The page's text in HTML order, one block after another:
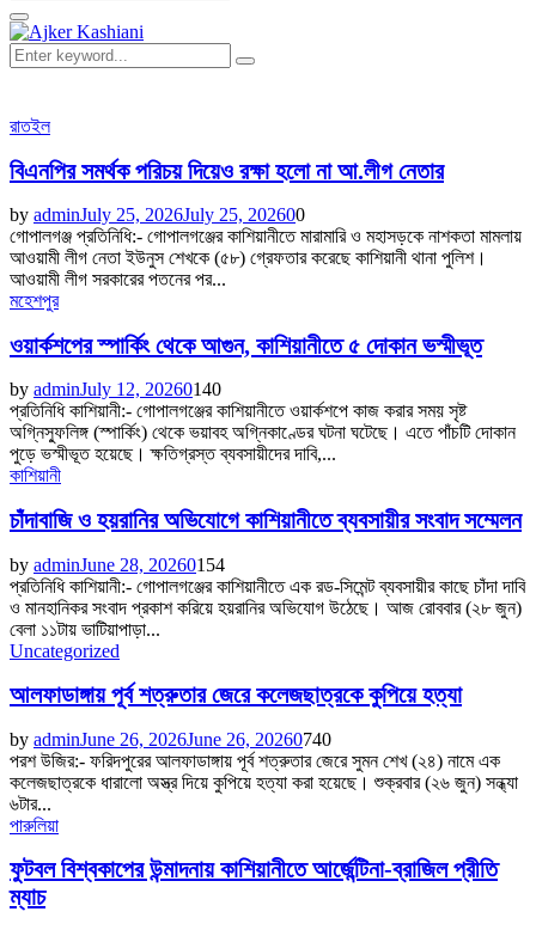
for:
Primary
Menu
Search
for:
Search
রাতইল
বিএনপির সমর্থক পরিচয় দিয়েও রক্ষা হলো না আ.লীগ নেতার
by adminJuly 25, 2026July 25, 202600
গোপালগঞ্জ প্রতিনিধি:- গোপালগঞ্জের কাশিয়ানীতে মারামারি ও মহাসড়কে নাশকতা মামলায়
আওয়ামী লীগ নেতা ইউনুস শেখকে (৫৮) গ্রেফতার করেছে কাশিয়ানী থানা পুলিশ।
আওয়ামী লীগ সরকারের পতনের পর...
মহেশপুর
ওয়ার্কশপের স্পার্কিং থেকে আগুন, কাশিয়ানীতে ৫ দোকান ভস্মীভূত
by adminJuly 12, 20260140
প্রতিনিধি কাশিয়ানী:- গোপালগঞ্জের কাশিয়ানীতে ওয়ার্কশপে কাজ করার সময় সৃষ্ট
অগ্নিস্ফুলিঙ্গ (স্পার্কিং) থেকে ভয়াবহ অগ্নিকাণ্ডের ঘটনা ঘটেছে। এতে পাঁচটি দোকান
পুড়ে ভস্মীভূত হয়েছে। ক্ষতিগ্রস্ত ব্যবসায়ীদের দাবি,...
কাশিয়ানী
চাঁদাবাজি ও হয়রানির অভিযোগে কাশিয়ানীতে ব্যবসায়ীর সংবাদ সম্মেলন
by adminJune 28, 20260154
প্রতিনিধি কাশিয়ানী:- গোপালগঞ্জের কাশিয়ানীতে এক রড-সিমেন্ট ব্যবসায়ীর কাছে চাঁদা দাবি
ও মানহানিকর সংবাদ প্রকাশ করিয়ে হয়রানির অভিযোগ উঠেছে। আজ রোববার (২৮ জুন)
বেলা ১১টায় ভাটিয়াপাড়া...
Uncategorized
আলফাডাঙ্গায় পূর্ব শত্রুতার জেরে কলেজছাত্রকে কুপিয়ে হত্যা
by adminJune 26, 2026June 26, 20260740
পরশ উজির:- ফরিদপুরের আলফাডাঙ্গায় পূর্ব শত্রুতার জেরে সুমন শেখ (২৪) নামে এক
কলেজছাত্রকে ধারালো অস্ত্র দিয়ে কুপিয়ে হত্যা করা হয়েছে। শুক্রবার (২৬ জুন) সন্ধ্যা
৬টার...
পারুলিয়া
ফুটবল বিশ্বকাপের উন্মাদনায় কাশিয়ানীতে আর্জেন্টিনা-ব্রাজিল প্রীতি
ম্যাচ